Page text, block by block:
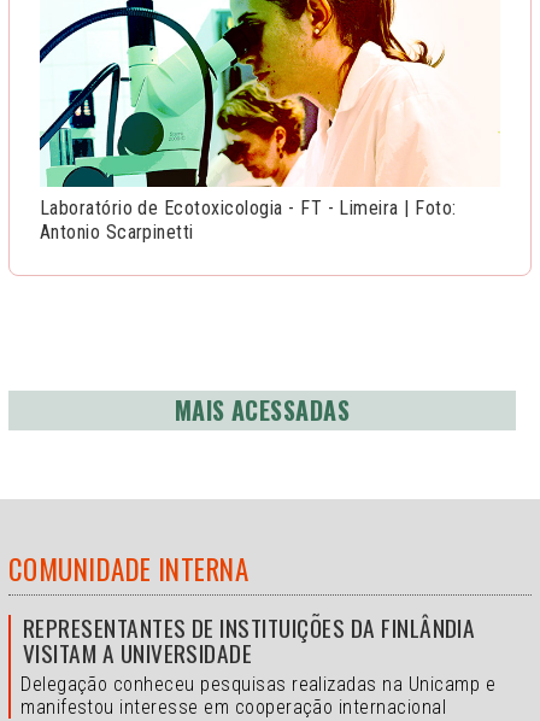
Laboratório de Ecotoxicologia - FT - Limeira | Foto:
Antonio Scarpinetti
MAIS ACESSADAS
COMUNIDADE INTERNA
REPRESENTANTES DE INSTITUIÇÕES DA FINLÂNDIA
VISITAM A UNIVERSIDADE
Delegação conheceu pesquisas realizadas na Unicamp e
manifestou interesse em cooperação internacional